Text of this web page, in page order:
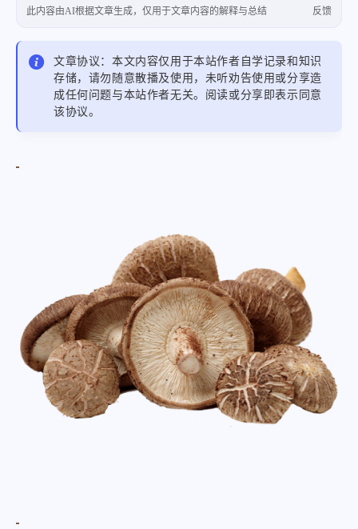
此内容由AI根据文章生成，仅用于文章内容的解释与总结 反馈
文章协议：本文内容仅用于本站作者自学记录和知识
存储，请勿随意散播及使用，未听劝告使用或分享造
成任何问题与本站作者无关。阅读或分享即表示同意
该协议。